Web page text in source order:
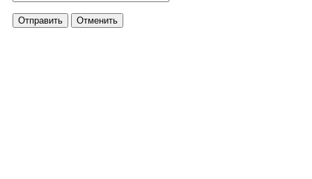
Отправить Отменить